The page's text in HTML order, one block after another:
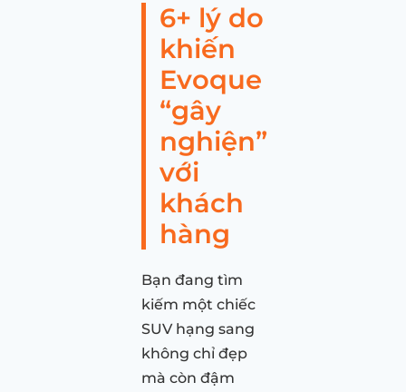
6+ lý do
khiến
Evoque
“gây
nghiện”
với
khách
hàng
Bạn đang tìm
kiếm một chiếc
SUV hạng sang
không chỉ đẹp
mà còn đậm